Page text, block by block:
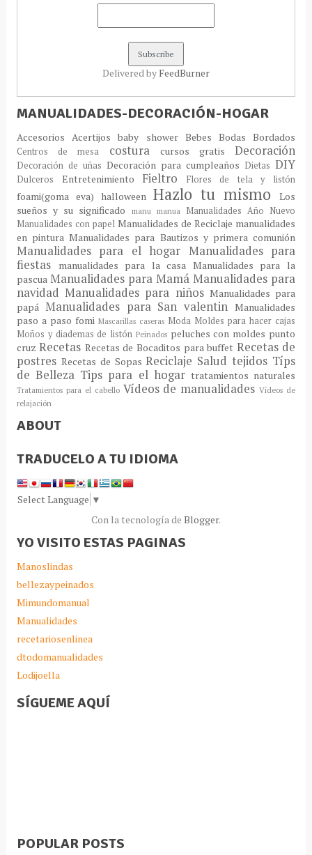
Delivered by FeedBurner
MANUALIDADES-DECORACIÓN-HOGAR
AccesoriosAcertijosbaby shower Bebes BodasBordados
Centros de mesa costura cursos gratisDecoración
Decoración de uñas Decoración para cumpleaños DietasDIY
Dulceros Entretenimiento Fieltro Flores de tela y listón
foami(goma eva) halloween Hazlo tu mismoLos
sueños y su significado
manu manua Manualidades Año Nuevo
Manualidades con papel Manualidades de Reciclaje manualidades
en pinturaManualidades para Bautizos y primera comunión
Manualidades para el hogar Manualidades para
fiestas
manualidades para la casa Manualidades para la
pascua Manualidades para MamáManualidades para
navidadManualidades para niños Manualidades para
papá Manualidades para San valentinManualidades
paso a paso fomi Mascarillas caseras Moda Moldes para hacer cajas
Moños y diademas de listón Peinados peluches con moldes punto
cruzRecetas Recetas de Bocaditos para buffet Recetas de
postres Recetas de SopasReciclaje Saludtejidos Típs
de Belleza Tips para el hogar tratamientos naturales
Tratamientos para el cabello Vídeos de manualidadesVídeos de
relajación
ABOUT
TRADUCELO A TU IDIOMA
Select Language ▼
Con la tecnología de Blogger.
YO VISITO ESTAS PAGINAS
Manoslindas
bellezaypeinados
Mimundomanual
Manualidades
recetariosenlinea
dtodomanualidades
Lodijoella
SÍGUEME AQUÍ
POPULAR POSTS